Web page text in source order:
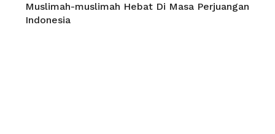
Muslimah-muslimah Hebat Di Masa Perjuangan
Indonesia